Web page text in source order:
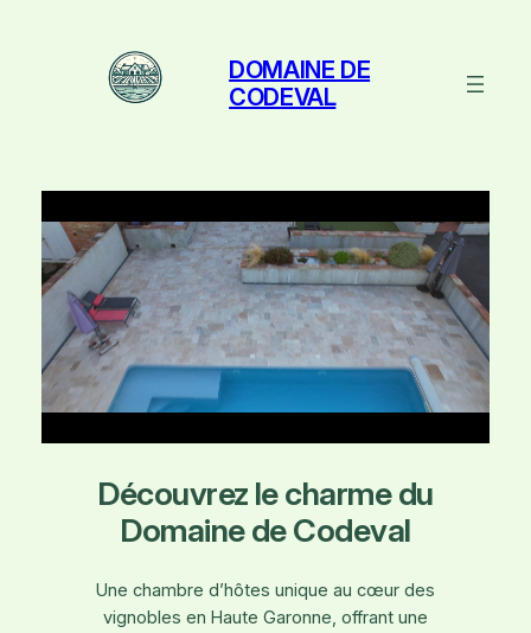
DOMAINE DE
CODEVAL
Découvrez le charme du
Domaine de Codeval
Une chambre d’hôtes unique au cœur des
vignobles en Haute Garonne, offrant une